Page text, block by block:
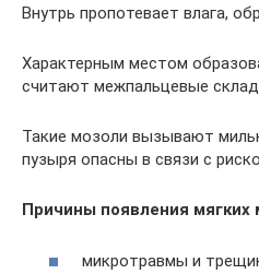
Внутрь пропотевает влага,
Характерным местом
считают межпальцевые
Такие мозоли вызывают
пузыря опасны в связи с
Причины появления мягких
микротравмы и